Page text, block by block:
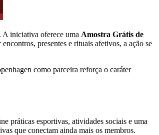
A iniciativa oferece uma Amostra Grátis de
presentes e rituais afetivos, a ação se
como parceira reforça o caráter
práticas esportivas, atividades sociais e uma
que conectam ainda mais os membros.